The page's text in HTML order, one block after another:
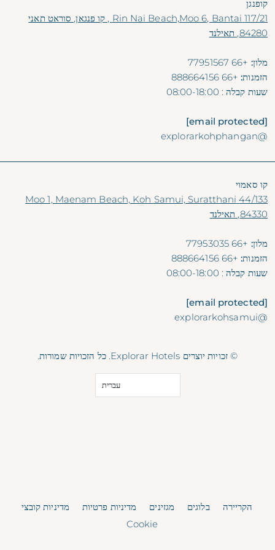
קופנגן
117/21 Rin Nai Beach,Moo 6, Bantai , קו פנגאן, סוראט תאני
84280, תאילנד
מלון: +66 77951567
הזמנות: +66 888664156
שעות קבלה: 08:00-18:00
[email protected]
@explorarkohphangan
קו סאמוי
44/133 Moo 1, Maenam Beach, Koh Samui, Suratthani
84330, תאילנד
מלון: +66 77953035
הזמנות: +66 888664156
שעות קבלה: 08:00-18:00
[email protected]
@explorarkohsamui
© זכויות יוצרים Explorar Hotels. כל הזכויות שמורות.
עברית
הקריירה בלוגים מגזינים מדיניות פרטיות
מדיניות קובצי
Cookie